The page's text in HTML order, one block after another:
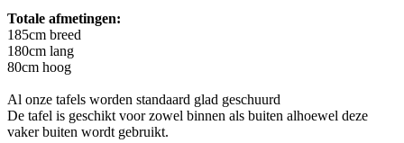
Totale afmetingen:
185cm breed
180cm lang
80cm hoog
Al onze tafels worden standaard glad geschuurd
De tafel is geschikt voor zowel binnen als buiten alhoewel deze
vaker buiten wordt gebruikt.